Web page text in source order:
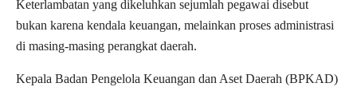
Keterlambatan yang dikeluhkan sejumlah pegawai disebut
bukan karena kendala keuangan, melainkan proses administrasi
di masing-masing perangkat daerah.
Kepala Badan Pengelola Keuangan dan Aset Daerah (BPKAD)